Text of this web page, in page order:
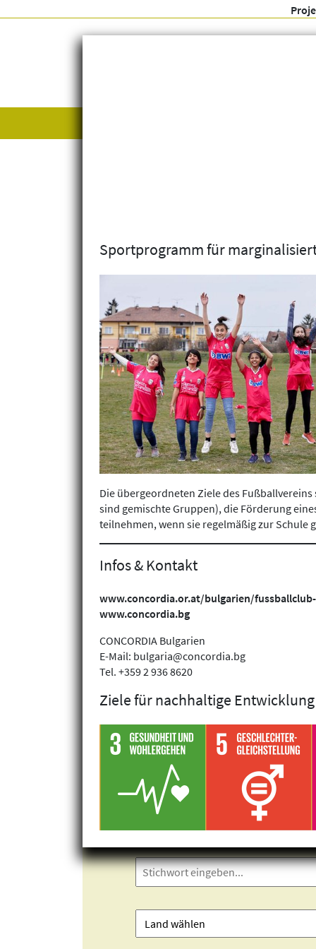
Sportprogramm für
Die übergeordneten Ziele des
sind gemischte Gruppen), die Förderung
teilnehmen, wenn sie regelmäßig zur Schule
Infos & Kontakt
www.concordia.or.at/bulgarien/
www.concordia.bg
CONCORDIA Bulgarien
E-Mail: bulgaria@concordia.bg
Tel. +359 2 936 8620
Ziele für nachhaltige Entwicklung